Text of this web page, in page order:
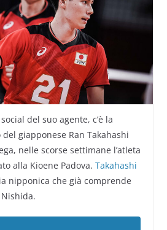
del suo agente, c’è la
giapponese Ran Takahashi
nelle scorse settimane l’atleta
alla Kioene Padova. Takahashi
nipponica che già comprende